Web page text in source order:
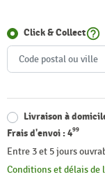
Click & Collecthelp_outline
Livraison à
Frais d'envoi :499
Entre 3 et 5 jours
Conditions et délais de